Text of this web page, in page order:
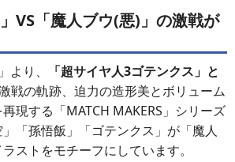
VS「魔人ブウ(悪) 」の激戦が
より、
「超サイヤ人3ゴテンクス」と
戦の軌跡、迫力の造形美とボリューム
現する「MATCH MAKERS」シリーズ
「孫悟飯」「ゴテンクス」が「魔人
ストをモチーフにしています。